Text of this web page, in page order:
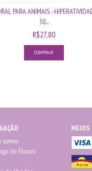
PARA ANIMAIS -
30...
R$27,80
somos
de Florais
MEIOS